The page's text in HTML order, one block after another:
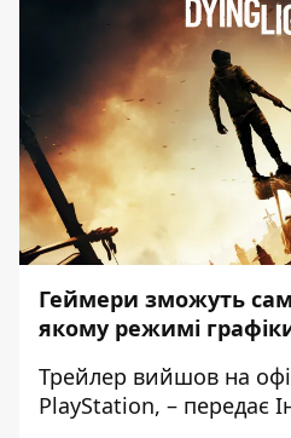
Геймери зможуть
якому режимі
Трейлер вийшов на
PlayStation, – передає